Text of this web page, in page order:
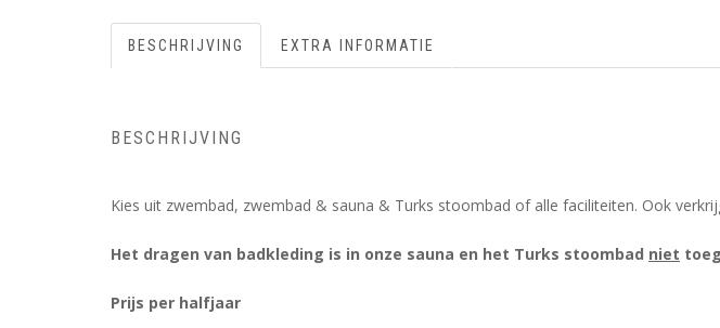
BESCHRIJVING EXTRA INFORMATIE
BESCHRIJVING
Kies uit zwembad, zwembad & sauna & Turks stoombad of alle faciliteiten. Ook
Het dragen van badkleding is in onze sauna en het Turks stoombad niet
Prijs per halfjaar